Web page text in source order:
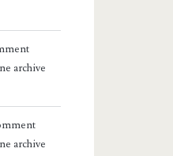
archive
archive